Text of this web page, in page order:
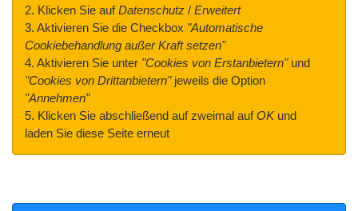
2. Klicken Sie aufDatenschutz / Erweitert
3. Aktivieren Sie die Checkbox "Automatische
Cookiebehandlung außer Kraft setzen"
4. Aktivieren Sie unter "Cookies von Erstanbietern"und
"Cookies von Drittanbietern"jeweils die Option
"Annehmen"
5. Klicken Sie abschließend auf zweimal aufOKund
laden Sie diese Seite erneut